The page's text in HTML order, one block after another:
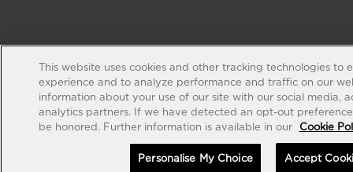
This website uses cookies and other tracking technologies to
experience and to analyze performance and traffic on our
information about your use of our site with our social media,
analytics partners. If we have detected an opt-out
be honored. Further information is available in our
Cookie
Personalise My Choice Accept